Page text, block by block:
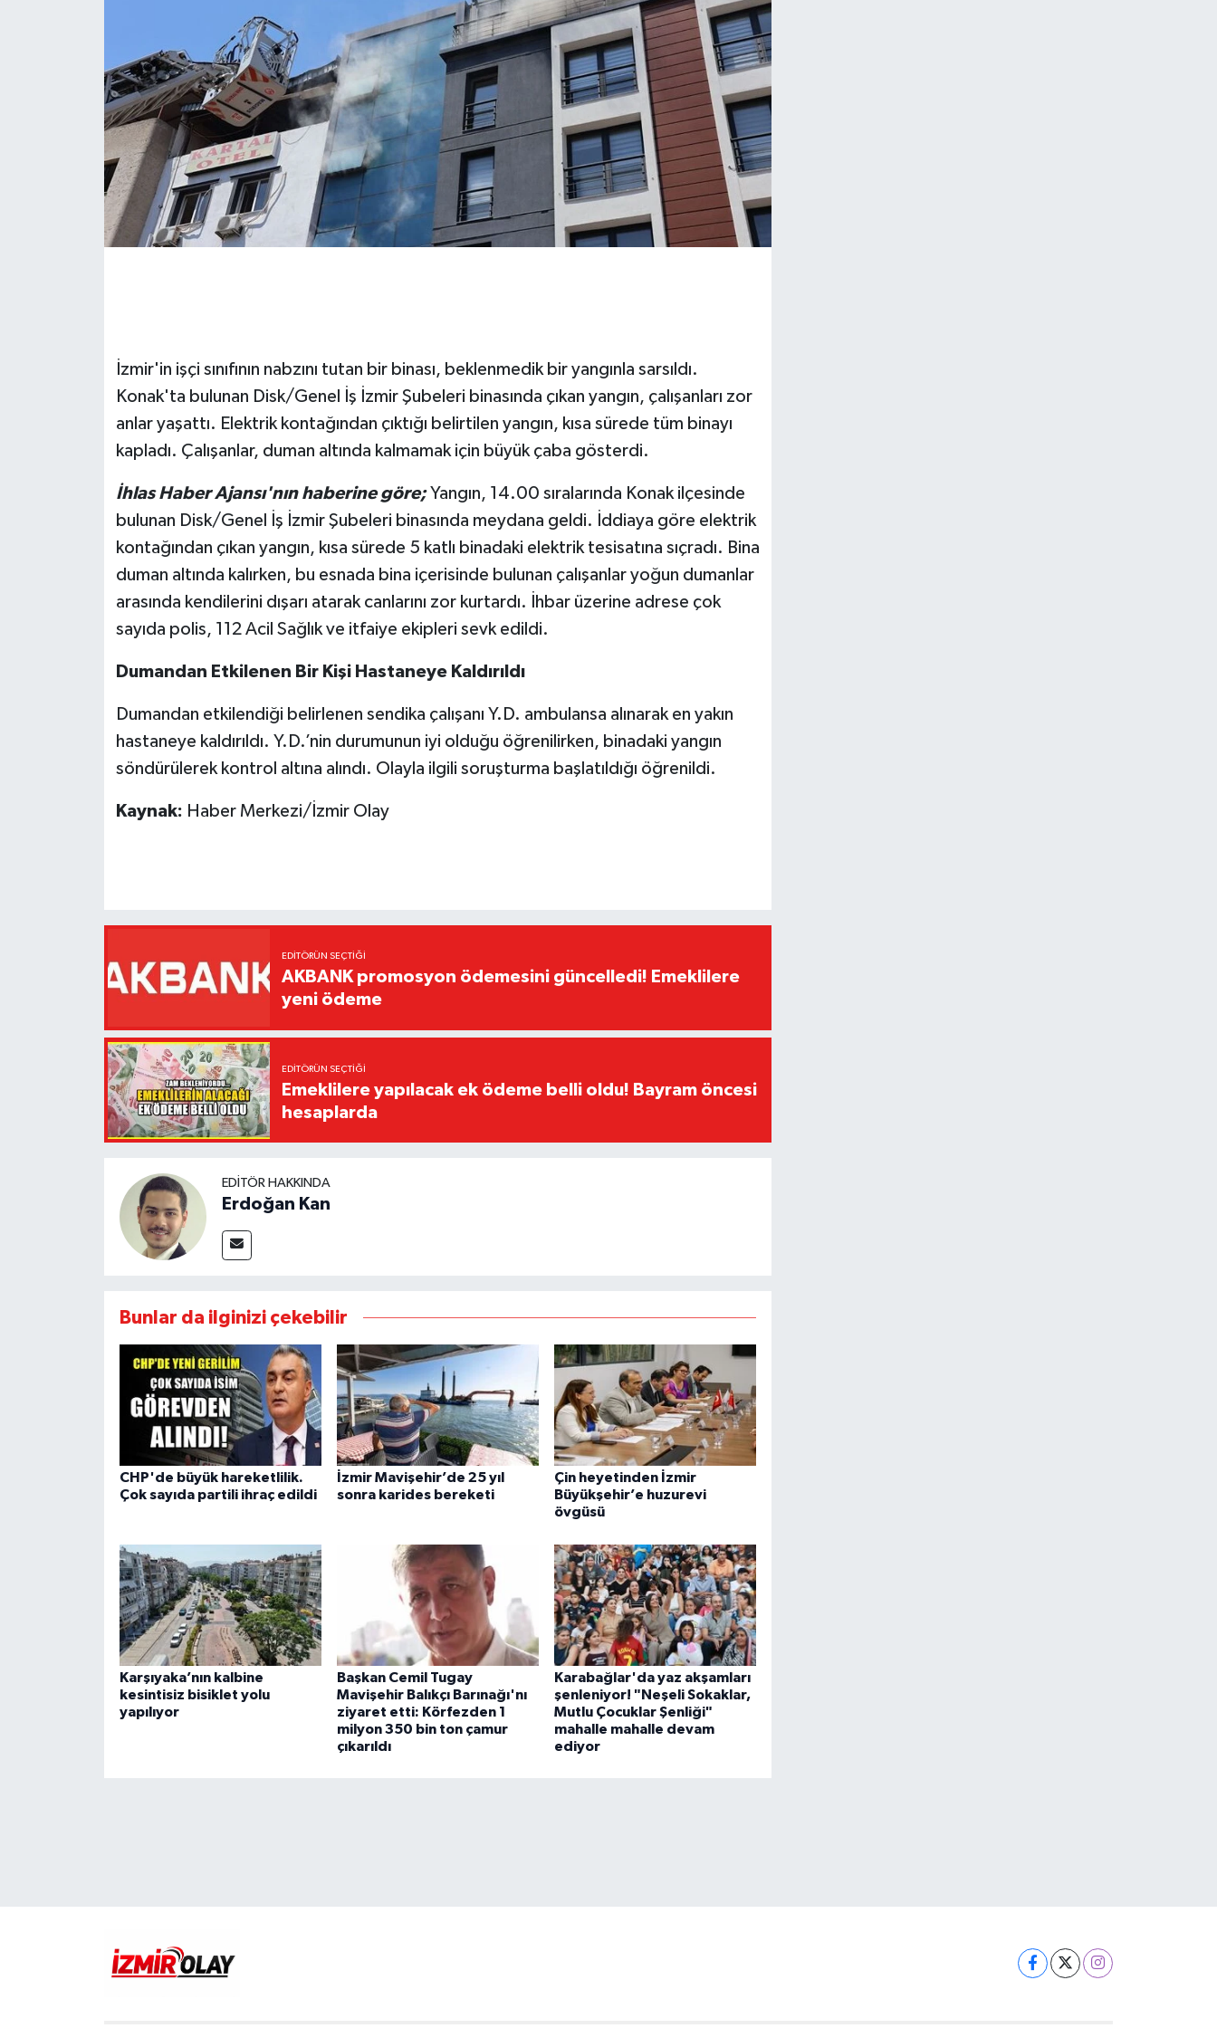
İzmir'in işçi sınıfının nabzını tutan bir binası, beklenmedik bir yangınla sarsıldı.
Konak'ta bulunan Disk/Genel İş İzmir Şubeleri binasında çıkan yangın, çalışanları zor
anlar yaşattı. Elektrik kontağından çıktığı belirtilen yangın, kısa sürede tüm binayı
kapladı. Çalışanlar, duman altında kalmamak için büyük çaba gösterdi.
İhlas Haber Ajansı'nın haberine göre;Yangın, 14.00 sıralarında Konak ilçesinde
bulunan Disk/Genel İş İzmir Şubeleri binasında meydana geldi. İddiaya göre elektrik
kontağından çıkan yangın, kısa sürede 5 katlı binadaki elektrik tesisatına sıçradı. Bina
duman altında kalırken, bu esnada bina içerisinde bulunan çalışanlar yoğun dumanlar
arasında kendilerini dışarı atarak canlarını zor kurtardı. İhbar üzerine adrese çok
sayıda polis, 112 Acil Sağlık ve itfaiye ekipleri sevk edildi.
Dumandan Etkilenen Bir Kişi Hastaneye Kaldırıldı
Dumandan etkilendiği belirlenen sendika çalışanı Y.D. ambulansa alınarak en yakın
hastaneye kaldırıldı. Y.D.’nin durumunun iyi olduğu öğrenilirken, binadaki yangın
söndürülerek kontrol altına alındı. Olayla ilgili soruşturma başlatıldığı öğrenildi.
Kaynak: Haber Merkezi/İzmir Olay
EDITÖRÜN SEÇTIĞI
AKBANK promosyon ödemesini güncelledi! Emeklilere
yeni ödeme
EDITÖRÜN SEÇTIĞI
Emeklilere yapılacak ek ödeme belli oldu! Bayram öncesi
hesaplarda
EDITÖR HAKKINDA
Erdoğan Kan
Bunlar da ilginizi çekebilir
CHP'de büyük hareketlilik.
Çok sayıda partili ihraç edildi
İzmir Mavişehir’de 25 yıl
sonra karides bereketi
Çin heyetinden İzmir
Büyükşehir’e huzurevi
övgüsü
Karşıyaka’nın kalbine
kesintisiz bisiklet yolu
yapılıyor
Başkan Cemil Tugay
Mavişehir Balıkçı Barınağı'nı
ziyaret etti: Körfezden 1
milyon 350 bin ton çamur
çıkarıldı
Karabağlar'da yaz akşamları
şenleniyor! "Neşeli Sokaklar,
Mutlu Çocuklar Şenliği"
mahalle mahalle devam
ediyor